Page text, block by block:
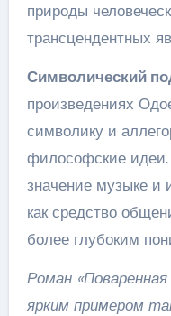
природы
трансцендентных
Символический
произведениях
символику и
философские
значение музыке и
как средство
более глубоким
Роман
ярким примером